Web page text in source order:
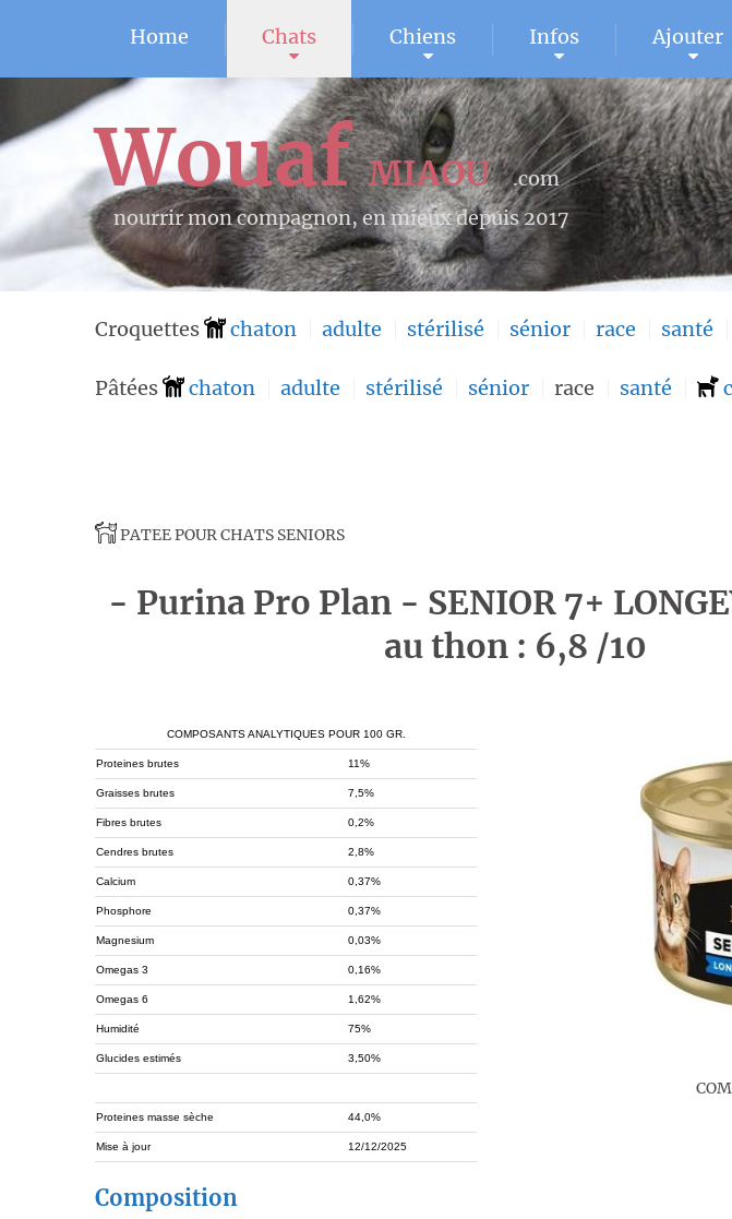
Home Chats Chiens Infos Ajouter
WouafMIAOU
.com
nourrir mon compagnon, en mieux depuis 2017
Croquettes chaton adulte stérilisé sénior race santé
Pâtées chaton adulte stérilisé sénior race santé
PATEE POUR CHATS SENIORS
- Purina Pro Plan - SENIOR 7+
au thon : 6,8 /10
COMPOSANTS ANALYTIQUES POUR 100 GR.
Proteines brutes 11%
Graisses brutes 7,5%
Fibres brutes 0,2%
Cendres brutes 2,8%
Calcium 0,37%
Phosphore 0,37%
Magnesium 0,03%
Omegas 3 0,16%
Omegas 6 1,62%
Humidité 75%
Glucides estimés 3,50%
Proteines masse sèche 44,0%
Mise à jour 12/12/2025
Composition